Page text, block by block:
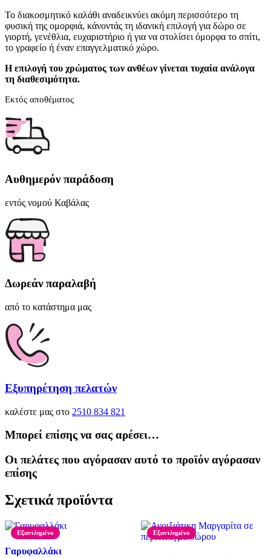
Το διακοσμητικό καλάθι αναδεικνύει ακόμη περισσότερο τη
φυσική της ομορφιά, κάνοντάς τη ιδανική επιλογή για δώρο σε
γιορτή, γενέθλια, ευχαριστήριο ή για να στολίσει όμορφα το σπίτι,
το γραφείο ή έναν επαγγελματικό χώρο.
Η επιλογή του χρώματος των ανθέων γίνεται τυχαία ανάλογα
τη διαθεσιμότητα.
Εκτός αποθέματος
Αυθημερόν παράδοση
εντός νομού Καβάλας
Δωρεάν παραλαβή
από το κατάστημα μας
Εξυπηρέτηση πελατών
καλέστε μας στο 2510 834 821
Μπορεί επίσης να σας αρέσει…
Οι πελάτες που αγόρασαν αυτό το προϊόν αγόρασαν
επίσης
Σχετικά προϊόντα
Εξαντλημένο
Γαρυφαλλάκι
Εξαντλημένο